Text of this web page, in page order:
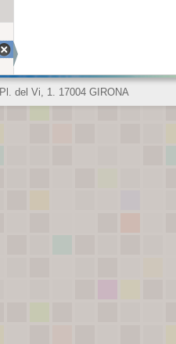
Pl. del Vi, 1. 17004 GIRONA